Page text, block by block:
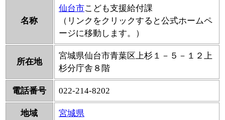
名称
仙台市こども支援給付課
（リンクをクリックすると公式ホームペ
ージに移動します。）
所在地
宮城県仙台市青葉区上杉１－５－１２上
杉分庁舎８階
電話番号 022-214-8202
地域 宮城県